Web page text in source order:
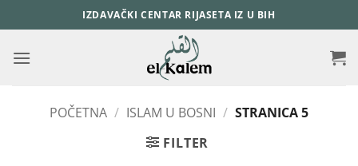
to
content
IZDAVAČKI CENTAR RIJASETA IZ U BIH
POČETNA / ISLAM U BOSNI / STRANICA 5
FILTER